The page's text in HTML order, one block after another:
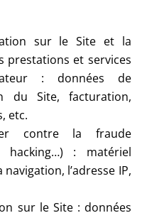
sur le Site et la
prestations et services
: données de
du Site, facturation,
etc.
contre la fraude
hacking…) : matériel
l’adresse IP,
sur le Site : données